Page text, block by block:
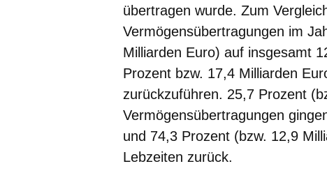
übertragen wurde. Zum
Vermögensübertragungen im
Milliarden Euro) auf insgesamt
Prozent bzw. 17,4 Milliarden
zurückzuführen. 25,7 Prozent
Vermögensübertragungen
und 74,3 Prozent (bzw. 12,9
Lebzeiten zurück.